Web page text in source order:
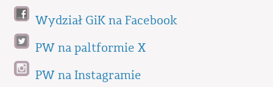
Wydział GiK na Facebook
PW na paltformie X
PW na Instagramie